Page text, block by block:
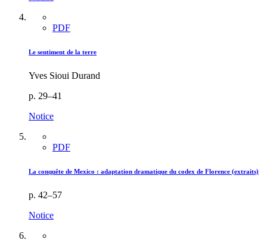
PDF
Le sentiment de la terre
Yves Sioui Durand
p. 29–41
Notice
PDF
La conquête de Mexico : adaptation dramatique du codex de Florence (extraits)
p. 42–57
Notice